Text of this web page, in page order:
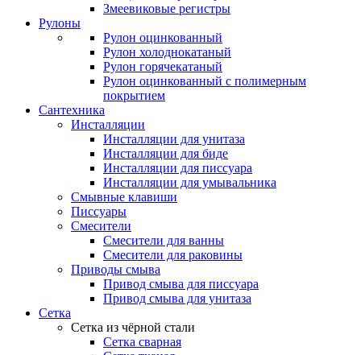
Змеевиковые регистры
Рулоны
Рулон оцинкованный
Рулон холоднокатаный
Рулон горячекатаный
Рулон оцинкованный с полимерным
покрытием
Сантехника
Инсталляции
Инсталляции для унитаза
Инсталляции для биде
Инсталляции для писсуара
Инсталляции для умывальника
Смывные клавиши
Писсуары
Смесители
Смесители для ванны
Смесители для раковины
Приводы смыва
Привод смыва для писсуара
Привод смыва для унитаза
Сетка
Сетка из чёрной стали
Сетка сварная